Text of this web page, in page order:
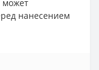
может
нанесением